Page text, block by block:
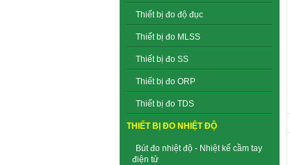
Thiết bị đo độ đục
Thiết bị đo MLSS
Thiết bị đo SS
Thiết bị đo ORP
Thiết bị đo TDS
THIẾT BỊ ĐO NHIỆT ĐỘ
Bút đo nhiệt độ - Nhiệt kế cầm tay
điện tử